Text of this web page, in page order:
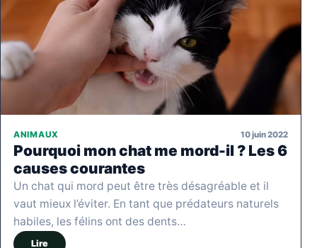
ANIMAUX 10 juin 2022
Pourquoi mon chat me mord-il ? Les 6
causes courantes
Un chat qui mord peut être très désagréable et il
vaut mieux l’éviter. En tant que prédateurs naturels
habiles, les félins ont des dents…
Lire